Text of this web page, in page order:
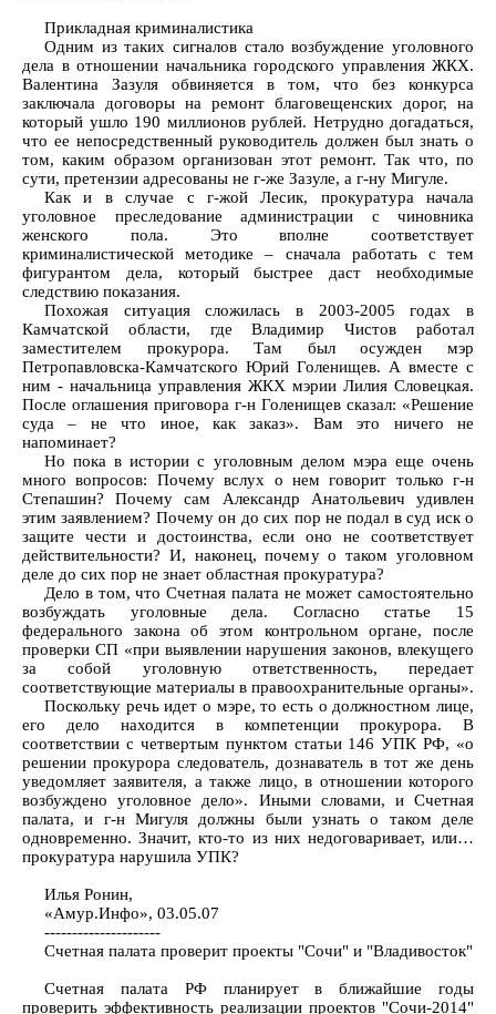
Прикладная криминалистика
Одним из таких сигналов стало возбуждение уголовного
дела в отношении начальника городского управления ЖКХ.
Валентина Зазуля обвиняется в том, что без конкурса
заключала договоры на ремонт благовещенских дорог, на
который ушло 190 миллионов рублей. Нетрудно догадаться,
что ее непосредственный руководитель должен был знать о
том, каким образом организован этот ремонт. Так что, по
сути, претензии адресованы не г-же Зазуле, а г-ну Мигуле.
Как и в случае с г-жой Лесик, прокуратура начала
уголовное преследование администрации с чиновника
женского пола. Это вполне соответствует
криминалистической методике – сначала работать с тем
фигурантом дела, который быстрее даст необходимые
следствию показания.
Похожая ситуация сложилась в 2003-2005 годах в
Камчатской области, где Владимир Чистов работал
заместителем прокурора. Там был осужден мэр
Петропавловска-Камчатского Юрий Голенищев. А вместе с
ним - начальница управления ЖКХ мэрии Лилия Словецкая.
После оглашения приговора г-н Голенищев сказал: «Решение
суда – не что иное, как заказ». Вам это ничего не
напоминает?
Но пока в истории с уголовным делом мэра еще очень
много вопросов: Почему вслух о нем говорит только г-н
Степашин? Почему сам Александр Анатольевич удивлен
этим заявлением? Почему он до сих пор не подал в суд иск о
защите чести и достоинства, если оно не соответствует
действительности? И, наконец, почему о таком уголовном
деле до сих пор не знает областная прокуратура?
Дело в том, что Счетная палата не может самостоятельно
возбуждать уголовные дела. Согласно статье 15
федерального закона об этом контрольном органе, после
проверки СП «при выявлении нарушения законов, влекущего
за собой уголовную ответственность, передает
соответствующие материалы в правоохранительные органы».
Поскольку речь идет о мэре, то есть о должностном лице,
его дело находится в компетенции прокурора. В
соответствии с четвертым пунктом статьи 146 УПК РФ, «о
решении прокурора следователь, дознаватель в тот же день
уведомляет заявителя, а также лицо, в отношении которого
возбуждено уголовное дело». Иными словами, и Счетная
палата, и г-н Мигуля должны были узнать о таком деле
одновременно. Значит, кто-то из них недоговаривает, или…
прокуратура нарушила УПК?
Илья Ронин,
«Амур.Инфо», 03.05.07
---------------------
Счетная палата проверит проекты "Сочи" и "Владивосток"
Счетная палата РФ планирует в ближайшие годы
проверить эффективность реализации проектов "Сочи-2014"